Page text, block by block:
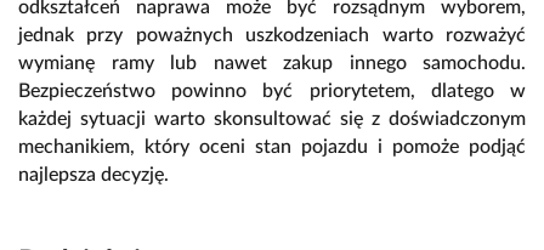
odkształceń naprawa może być rozsądnym wyborem,
jednak przy poważnych uszkodzeniach warto rozważyć
wymianę ramy lub nawet zakup innego samochodu.
Bezpieczeństwo powinno być priorytetem, dlatego w
każdej sytuacji warto skonsultować się z doświadczonym
mechanikiem, który oceni stan pojazdu i pomoże podjąć
najlepsza decyzję.